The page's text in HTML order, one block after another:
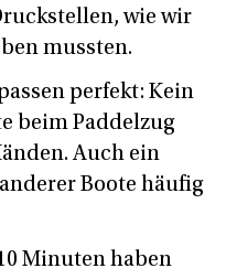
wie wir
mussten.
perfekt: Kein
beim Paddelzug
Auch ein
Boote häufig
Minuten haben